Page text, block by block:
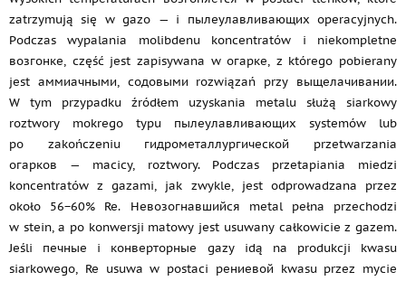
zatrzymują się w gazo — i пылеулавливающих operacyjnych.
Podczas wypalania molibdenu koncentratów i niekompletne
возгонке, część jest zapisywana w огарке, z którego pobierany
jest аммиачными, содовыми rozwiązań przy выщелачивании.
W tym przypadku źródłem uzyskania metalu służą siarkowy
roztwory mokrego typu пылеулавливающих systemów lub
po zakończeniu гидрометаллургической przetwarzania
огарков — macicy, roztwory. Podczas przetapiania miedzi
koncentratów z gazami, jak zwykle, jest odprowadzana przez
około 56−60% Re. Невозогнавшийся metal pełna przechodzi
w stein, a po konwersji matowy jest usuwany całkowicie z gazem.
Jeśli печные i конверторные gazy idą na produkcji kwasu
siarkowego, Re usuwa w postaci рениевой kwasu przez mycie